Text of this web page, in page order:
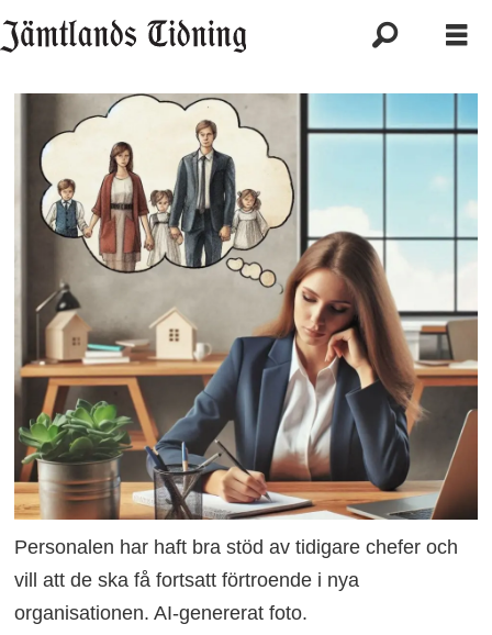
Personalen har haft bra stöd av tidigare chefer och
vill att de ska få fortsatt förtroende i nya
organisationen. AI-genererat foto.